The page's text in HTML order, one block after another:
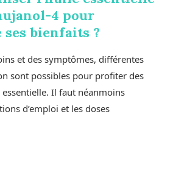
4 pour
bienfaits ?
et des symptômes, différentes
sont possibles pour profiter des
Il faut néanmoins
d’emploi et les doses